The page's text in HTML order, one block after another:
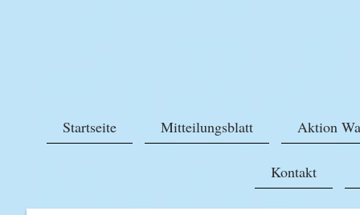
Startseite Mitteilungsblatt Aktion
Kontakt